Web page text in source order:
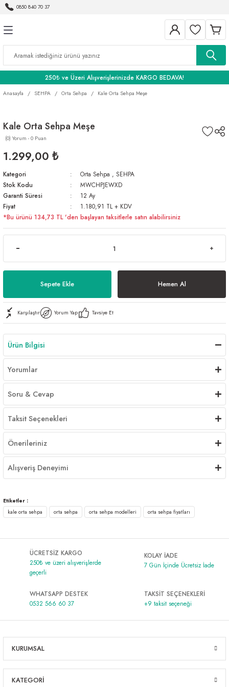
0850 840 70 37
250₺ ve Üzeri Alışverişlerinizde KARGO BEDAVA!
Anasayfa SEHPA Orta Sehpa Kale Orta Sehpa Meşe
Kale Orta Sehpa Meşe
(0) Yorum - 0 Puan
1.299,00 ₺
Kategori Orta Sehpa , SEHPA
Stok Kodu
MWCHPJEWXD
Garanti Süresi
12 Ay
Fiyat
1.180,91 TL + KDV
*Bu ürünü 134,73 TL 'den başlayan taksitlerle satın alabilirsiniz
Sepete Ekle Hemen Al
Karşılaştır Yorum Yap Tavsiye Et
Ürün Bilgisi
Yorumlar
Soru & Cevap
Taksit Seçenekleri
Önerileriniz
Alışveriş Deneyimi
Etiketler :
kale orta sehpa
orta sehpa orta sehpa modelleri orta sehpa fiyatları
ÜCRETSİZ KARGO
250₺ ve üzeri alışverişlerde
geçerli
KOLAY İADE
7 Gün İçinde Ücretsiz İade
WHATSAPP DESTEK
0532 566 60 37
TAKSİT SEÇENEKLERİ
+9 taksit seçeneği
KURUMSAL
KATEGORİ